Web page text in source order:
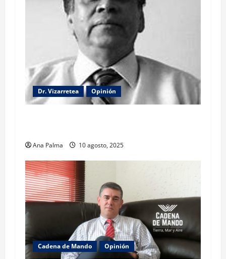
Dr. Vizarretea Opinión
Ana Palma 10 agosto, 2025
Cadena de Mando Opinión